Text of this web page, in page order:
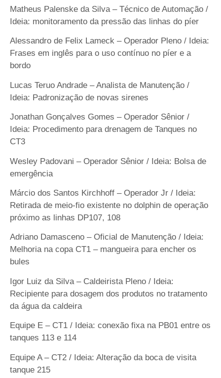
Matheus Palenske da Silva – Técnico de Automação /
Ideia: monitoramento da pressão das linhas do píer
Alessandro de Felix Lameck – Operador Pleno / Ideia:
Frases em inglês para o uso contínuo no píer e a
bordo
Lucas Teruo Andrade – Analista de Manutenção /
Ideia: Padronização de novas sirenes
Jonathan Gonçalves Gomes – Operador Sênior /
Ideia: Procedimento para drenagem de Tanques no
CT3
Wesley Padovani – Operador Sênior / Ideia: Bolsa de
emergência
Márcio dos Santos Kirchhoff – Operador Jr / Ideia:
Retirada de meio-fio existente no dolphin de operação
próximo as linhas DP107, 108
Adriano Damasceno – Oficial de Manutenção / Ideia:
Melhoria na copa CT1 – mangueira para encher os
bules
Igor Luiz da Silva – Caldeirista Pleno / Ideia:
Recipiente para dosagem dos produtos no tratamento
da água da caldeira
Equipe E – CT1 / Ideia: conexão fixa na PB01 entre os
tanques 113 e 114
Equipe A – CT2 / Ideia: Alteração da boca de visita
tanque 215